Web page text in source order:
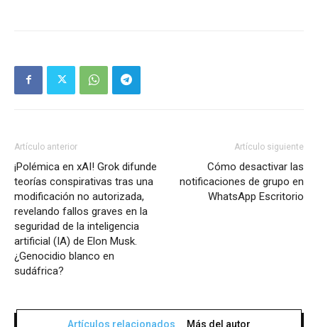
Artículo anterior
¡Polémica en xAI! Grok difunde
teorías conspirativas tras una
modificación no autorizada,
revelando fallos graves en la
seguridad de la inteligencia
artificial (IA) de Elon Musk.
¿Genocidio blanco en
sudáfrica?
Artículo siguiente
Cómo desactivar las
notificaciones de grupo en
WhatsApp Escritorio
Artículos relacionados Más del autor